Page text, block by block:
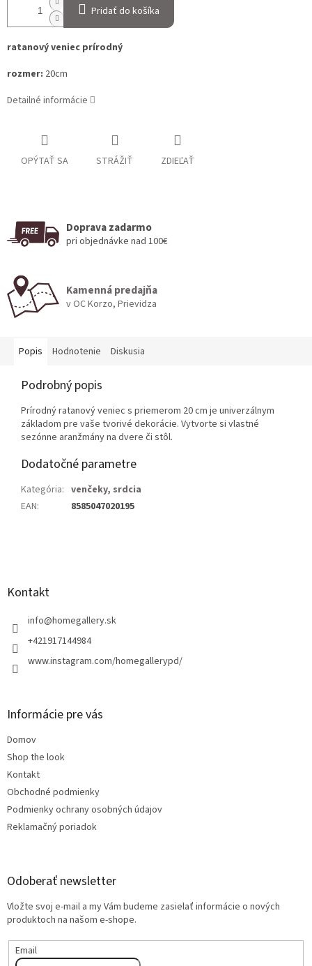
Pridať do košíka
ratanový veniec prírodný
rozmer: 20cm
Detailné informácie
OPÝTAŤ SA STRÁŽIŤ ZDIEĽAŤ
Doprava zadarmo
pri objednávke nad 100€
Kamenná predajňa
v OC Korzo, Prievidza
Popis Hodnotenie Diskusia
Podrobný popis
Prírodný ratanový veniec s priemerom 20 cm je univerzálnym
základom pre vaše tvorivé dekorácie. Vytvorte si vlastné
sezónne aranžmány na dvere či stôl.
Dodatočné parametre
Kategória: venčeky, srdcia
EAN: 8585047020195
Kontakt
info@homegallery.sk
+421917144984
www.instagram.com/homegallerypd/
Informácie pre vás
Domov
Shop the look
Kontakt
Obchodné podmienky
Podmienky ochrany osobných údajov
Reklamačný poriadok
Odoberať newsletter
Vložte svoj e-mail a my Vám budeme zasielať informácie o nových
produktoch na našom e-shope.
Email